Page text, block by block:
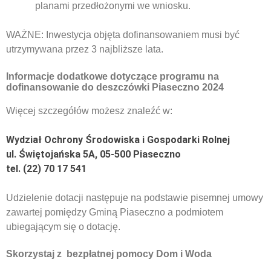
planami przedłożonymi we wniosku.
WAŻNE: Inwestycja objęta dofinansowaniem musi być
utrzymywana przez 3 najbliższe lata.
Informacje dodatkowe dotyczące programu na
dofinansowanie do deszczówki Piaseczno 2024
Więcej szczegółów możesz znaleźć w:
Wydział Ochrony Środowiska i Gospodarki Rolnej
ul. Świętojańska 5A, 05-500 Piaseczno
tel. (22) 70 17 541
Udzielenie dotacji następuje na podstawie pisemnej umowy
zawartej pomiędzy Gminą Piaseczno a podmiotem
ubiegającym się o dotację.
Skorzystaj z bezpłatnej pomocy Dom i Woda